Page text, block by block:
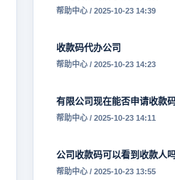
帮助中心 / 2025-10-23 14:39
收款码代办公司
帮助中心 / 2025-10-23 14:23
有限公司现在能否申请收款码
帮助中心 / 2025-10-23 14:11
公司收款码可以看到收款人
帮助中心 / 2025-10-23 13:55